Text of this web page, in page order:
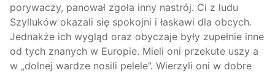
porywaczy, panował zgoła inny nastrój. Ci z ludu
Szylluków okazali się spokojni i łaskawi dla obcych.
Jednakże ich wygląd oraz obyczaje były zupełnie inne
od tych znanych w Europie. Mieli oni przekute uszy a
w „dolnej wardze nosili pelele”. Wierzyli oni w dobre